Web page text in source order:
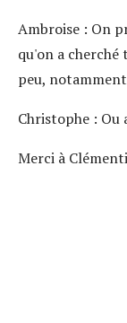
Ambroise : On
qu'on a cherché
peu,
Christophe : Ou
Merci à